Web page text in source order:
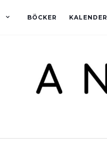
BÖCKER KALENDER